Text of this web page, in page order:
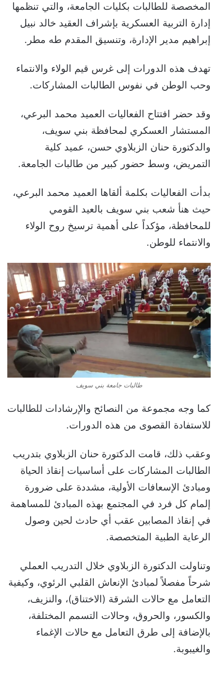
المخصصة للطالبات بكليات الجامعة، والتي تنظمها
إدارة التربية العسكرية بإشراف العقيد خالد نبيل
إبراهيم مدير الإدارة، وتنسيق المقدم طه مطر.
تهدف هذه الدورات إلى غرس قيم الولاء والانتماء
وحب الوطن في نفوس الطالبات المشاركات.
وقد حضر افتتاح الفعاليات العميد محمد البرعي،
المستشار العسكري لمحافظة بني سويف،
والدكتورة حنان الزبلاوي حسن، عميد كلية
التمريض، وسط حضور كبير من طالبات الجامعة.
بدأت الفعاليات بكلمة ألقاها العميد محمد البرعي،
حيث هنأ شعب بني سويف بالعيد القومي
للمحافظة، مؤكداً على أهمية ترسيخ روح الولاء
والانتماء للوطن.
طالبات جامعة بني سويف
كما وجه مجموعة من النصائح والإرشادات للطالبات
للاستفادة القصوى من هذه الدورات.
وعقب ذلك، قامت الدكتورة حنان الزبلاوي بتدريب
الطالبات المشاركات على أساسيات إنقاذ الحياة
ومبادئ الإسعافات الأولية، مشددة على ضرورة
إلمام كل فرد في المجتمع بهذه المبادئ للمساهمة
في إنقاذ المصابين عقب أي حادث لحين وصول
الرعاية الطبية المتخصصة.
وتناولت الدكتورة الزبلاوي خلال التدريب العملي
شرحاً مفصلاً لمبادئ الإنعاش القلبي الرئوي، وكيفية
التعامل مع حالات الشرقة (الاختناق)، والنزيف،
والكسور، والحروق، وحالات التسمم المختلفة،
بالإضافة إلى طرق التعامل مع حالات الإغماء
والغيبوبة.